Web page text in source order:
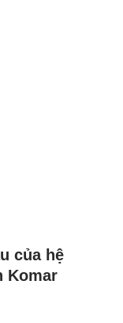
của hệ
Komar